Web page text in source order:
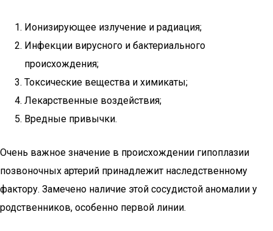
Ионизирующее излучение и радиация;
Инфекции вирусного и бактериального
происхождения;
Токсические вещества и химикаты;
Лекарственные воздействия;
Вредные привычки.
Очень важное значение в происхождении гипоплазии
позвоночных артерий принадлежит наследственному
фактору. Замечено наличие этой сосудистой аномалии у
родственников, особенно первой линии.